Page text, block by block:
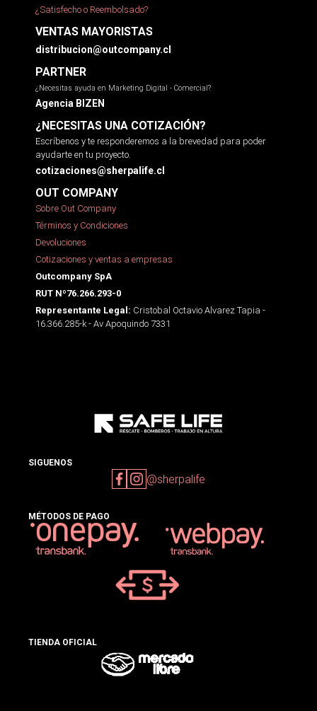
¿Satisfecho o Reembolsado?
VENTAS MAYORISTAS
distribucion@outcompany.cl
PARTNER
¿Necesitas ayuda en Marketing Digital - Comercial?
Agencia BIZEN
¿NECESITAS UNA COTIZACIÓN?
Escríbenos y te responderemos a la brevedad para poder
ayudarte en tu proyecto.
cotizaciones@sherpalife.cl
OUT COMPANY
Sobre Out Company
Términos y Condiciones
Devoluciones
Cotizaciones y ventas a empresas
Outcompany SpA
RUT Nº76.266.293-0
Representante Legal: Cristobal Octavio Alvarez Tapia -
16.366.285-k - Av Apoquindo 7331
SIGUENOS
@sherpalife
MÉTODOS DE PAGO
TIENDA OFICIAL